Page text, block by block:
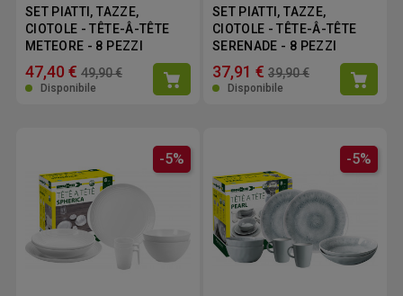
SET PIATTI, TAZZE,
CIOTOLE - TÊTE-Â-TÊTE
METEORE - 8 PEZZI
47,40 € 49,90 €
Disponibile
SET PIATTI, TAZZE,
CIOTOLE - TÊTE-Â-TÊTE
SERENADE - 8 PEZZI
37,91 € 39,90 €
Disponibile
-5% -5%